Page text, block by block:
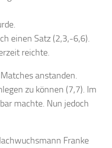
einen Satz (2,3,-6,6).
reichte.
anstanden.
zu können (7,7). Im
machte. Nun jedoch
Franke